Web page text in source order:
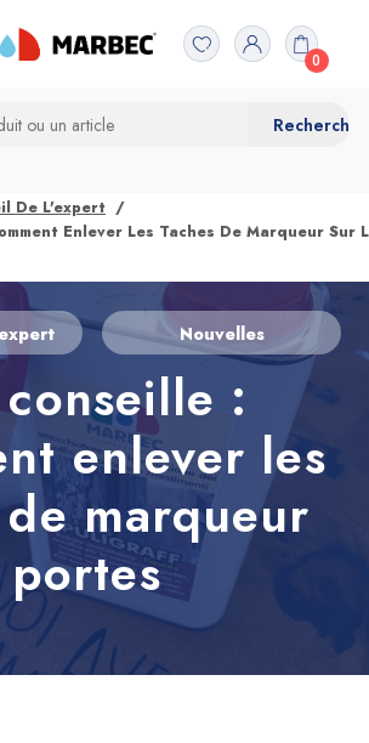
0
De L'expert
Enlever Les Taches De Marqueur Sur
Nouvelles
:
enlever les
marqueur